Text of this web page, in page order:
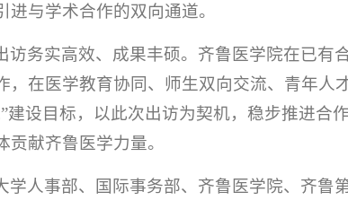
进与学术合作的双向通道。
访务实高效、成果丰硕。齐鲁医学院在已有
，在医学教育协同、师生双向交流、青年
建设目标，以此次出访为契机，稳步推进
贡献齐鲁医学力量。
学人事部、国际事务部、齐鲁医学院、齐鲁